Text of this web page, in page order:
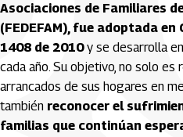
Asociaciones de Familiares
(FEDEFAM), fue adoptada
1408 de 2010y se desarrolla
cada año. Su objetivo, no solo es
arrancados de sus hogares en
también reconocer el
familias que continúan